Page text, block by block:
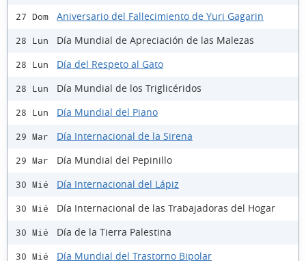
27 Dom Aniversario del Fallecimiento de Yuri Gagarin
28 Lun Día Mundial de Apreciación de las Malezas
28 Lun Día del Respeto al Gato
28 Lun Día Mundial de los Triglicéridos
28 Lun Día Mundial del Piano
29 Mar Día Internacional de la Sirena
29 Mar Día Mundial del Pepinillo
30 Mié Día Internacional del Lápiz
30 Mié Día Internacional de las Trabajadoras del Hogar
30 Mié Día de la Tierra Palestina
30 Mié Día Mundial del Trastorno Bipolar